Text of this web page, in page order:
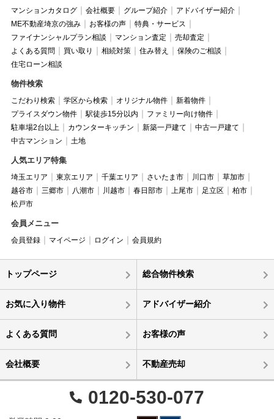
マンションカタログ 会社概要 グループ紹介
アドバイザー紹介
ME不動産埼京の強み
お客様の声
特典・サービス
ファイナンシャルプラン相談
マンション査定
売却査定
よくある質問
買い取り 相続対策 住み替え
保険のご相談
住宅ローン相談
物件検索
こだわり検索 学区から検索 オリジナル物件
新着物件
プライスダウン物件
駅徒歩15分以内
ファミリー向け物件
駐車場2台以上
カウンターキッチン 新築一戸建て
中古一戸建て
中古マンション
土地
人気エリア特集
埼玉エリア 東京エリア 千葉エリア さいたま市 川口市
草加市
越谷市
三郷市 八潮市 川越市 春日部市 上尾市 足立区
柏市
松戸市
会員メニュー
会員登録 マイページ ログイン 会員規約
トップページ 総合物件検索
お気に入り物件 アドバイザー紹介
よくある質問 お客様の声
会社概要 不動産売却
0120-530-077